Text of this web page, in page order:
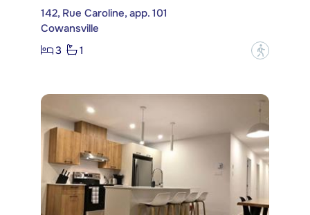
142, Rue Caroline, app. 101
Cowansville
3
1 ?